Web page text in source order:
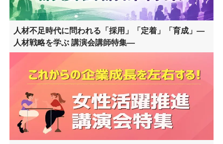
人材不足時代に問われる「採用」「定着」「育成」―
人材戦略を学ぶ 講演会講師特集―